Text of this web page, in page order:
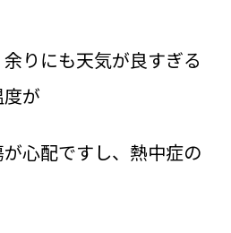
りにも天気が良すぎる
度が
心配ですし、熱中症の